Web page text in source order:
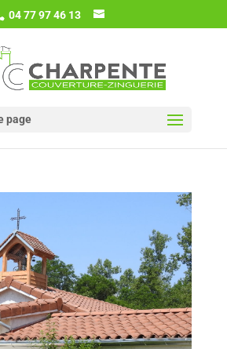
04 77 97 46 13
page